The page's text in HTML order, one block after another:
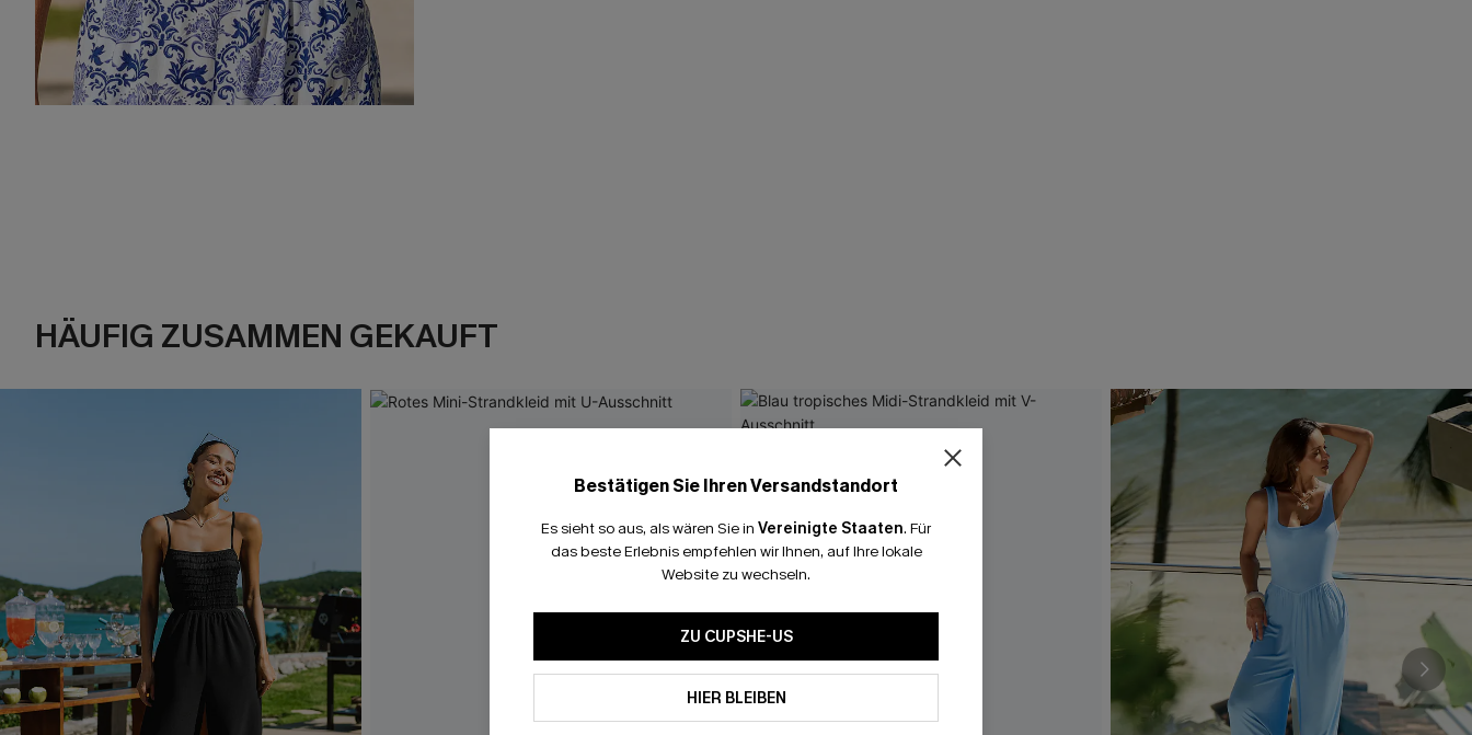
HÄUFIG ZUSAMMEN GEKAUFT
Bestätigen Sie Ihren Versandstandort
Es sieht so aus, als wären Sie in Vereinigte Staaten. Für
das beste Erlebnis empfehlen wir Ihnen, auf Ihre lokale
Website zu wechseln.
ZU CUPSHE-US
HIER BLEIBEN